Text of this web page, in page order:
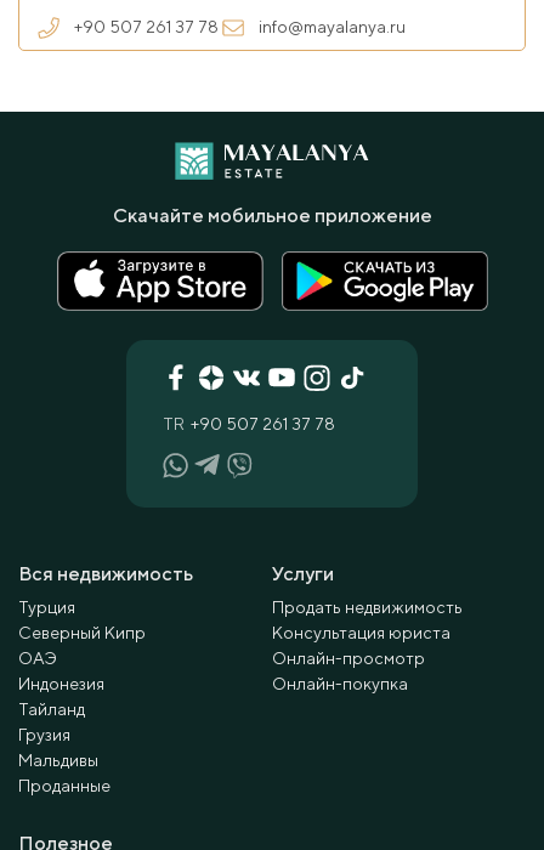
+90 507 261 37 78 info@mayalanya.ru
Вся недвижимость
Турция
Северный Кипр
ОАЭ
Индонезия
Тайланд
Грузия
Мальдивы
Проданные
Услуги
Продать недвижимость
Консультация юриста
Онлайн-просмотр
Онлайн-покупка
Полезное
TR +90 507 261 37 78
Скачайте мобильное приложение